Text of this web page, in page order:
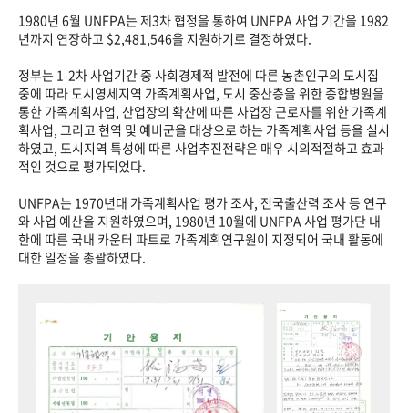
1980년 6월 UNFPA는 제3차 협정을 통하여 UNFPA 사업 기간을 1982
년까지 연장하고 $2,481,546을 지원하기로 결정하였다.
정부는 1-2차 사업기간 중 사회경제적 발전에 따른 농촌인구의 도시집
중에 따라 도시영세지역 가족계획사업, 도시 중산층을 위한 종합병원을
통한 가족계획사업, 산업장의 확산에 따른 사업장 근로자를 위한 가족계
획사업, 그리고 현역 및 예비군을 대상으로 하는 가족계획사업 등을 실시
하였고, 도시지역 특성에 따른 사업추진전략은 매우 시의적절하고 효과
적인 것으로 평가되었다.
UNFPA는 1970년대 가족계획사업 평가 조사, 전국출산력 조사 등 연구
와 사업 예산을 지원하였으며, 1980년 10월에 UNFPA 사업 평가단 내
한에 따른 국내 카운터 파트로 가족계획연구원이 지정되어 국내 활동에
대한 일정을 총괄하였다.